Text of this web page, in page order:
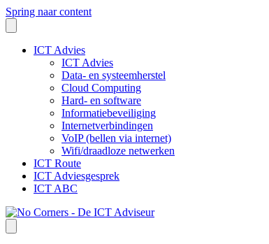
Spring naar content
ICT Advies
ICT Advies
Data- en systeemherstel
Cloud Computing
Hard- en software
Informatiebeveiliging
Internetverbindingen
VoIP (bellen via internet)
Wifi/draadloze netwerken
ICT Route
ICT Adviesgesprek
ICT ABC